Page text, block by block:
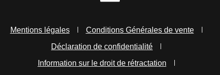
Mentions légales
Conditions Générales de vente
Déclaration de confidentialité
Information sur le droit de rétractation